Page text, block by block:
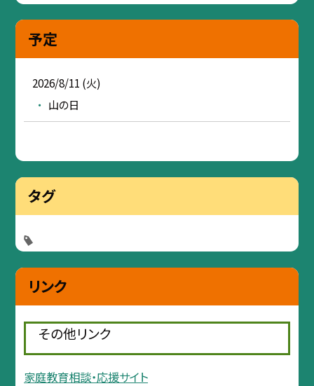
予定
2026/8/11 (火)
山の日
タグ
リンク
その他リンク
家庭教育相談・応援サイト